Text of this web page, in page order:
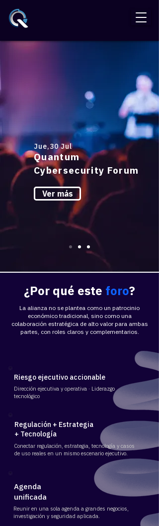
Jue,30 Jul
Quantum
Cybersecurity Forum
Ver más
​¿Por qué este foro?
La alianza no se plantea como un patrocinio
económico tradicional, sino como una
colaboración estratégica de alto valor para ambas
partes, con roles claros y complementarios.
Riesgo ejecutivo accionable
Dirección ejecutiva y operativa · Liderazgo
tecnológico
Regulación + Estrategia
+ Tecnología
​Conectar regulación, estrategia, tecnología y casos
de uso reales en un mismo escenario ejecutivo.
Agenda
unificada
​Reunir en una sola agenda a grandes negocios,
investigación y seguridad aplicada.